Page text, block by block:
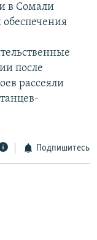
в Сомали
после
рассеяли
Подпишитесь